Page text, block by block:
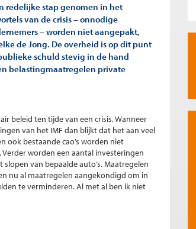
redelijke stap genomen in het
van de crisis – onnodige
– worden niet aangepakt,
de Jong. De overheid is op dit punt
schuld stevig in de hand
belastingmaatregelen private
beleid ten tijde van een crisis. Wanneer
van het IMF dan blijkt dat het aan veel
ook bestaande cao’s worden niet
worden een aantal investeringen
van bepaalde auto’s. Maatregelen
nu al maatregelen aangekondigd om in
te verminderen. Al met al ben ik niet